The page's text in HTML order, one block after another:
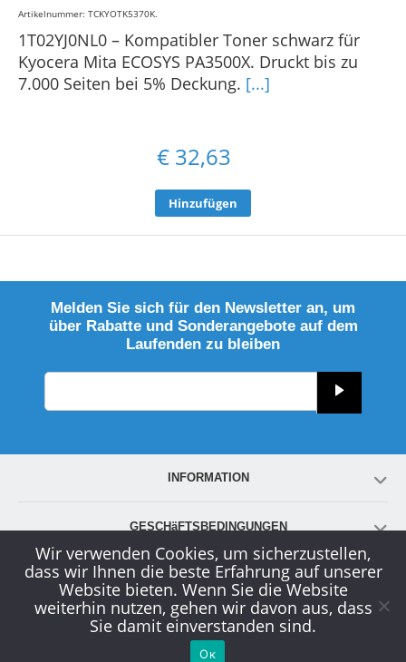
Artikelnummer: TCKYOTK5370K.
1T02YJ0NL0 – Kompatibler Toner schwarz für
Kyocera Mita ECOSYS PA3500X. Druckt bis zu
7.000 Seiten bei 5% Deckung. [...]
€ 32,63
Hinzufügen
Melden Sie sich für den Newsletter an, um
über Rabatte und Sonderangebote auf dem
Laufenden zu bleiben
INFORMATION
GESCHäFTSBEDINGUNGEN
KONTO
KUNDENDIENST
Wir verwenden Cookies, um sicherzustellen,
dass wir Ihnen die beste Erfahrung auf unserer
Website bieten. Wenn Sie die Website
weiterhin nutzen, gehen wir davon aus, dass
Sie damit einverstanden sind.
Ок